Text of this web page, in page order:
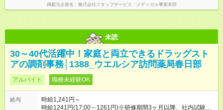
掲載元企業名 株式会社スタッフサービス メディカル事業本部
未読
30～40代活躍中！家庭と両立できるドラッグスト
アの調剤事務│1388_ウエルシア訪問薬局春日部
アルバイト 職種未経験OK
給与
時給1,241円～
時給1241円(17:00～1261円)※研修期間3ヶ月以降、社内試験に